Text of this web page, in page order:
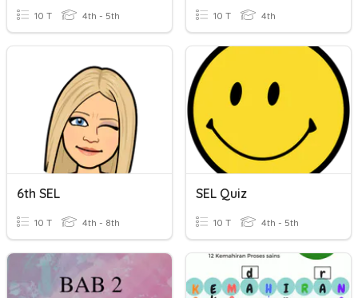
10 T 4th - 5th 10 T 4th
6th SEL
10 T 4th - 8th
SEL Quiz
10 T 4th - 5th